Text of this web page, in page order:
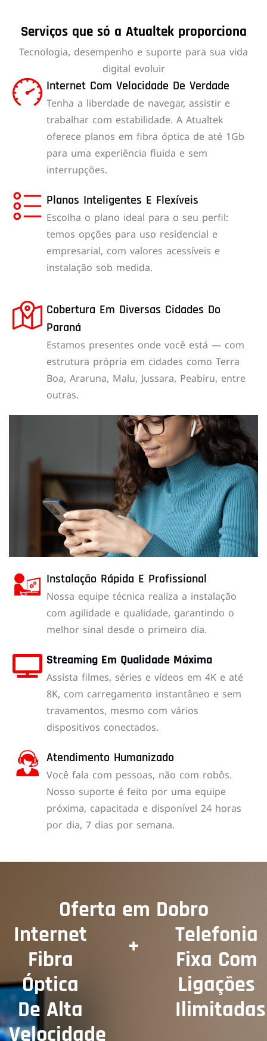
Serviços que só a Atualtek proporciona
Tecnologia, desempenho e suporte para sua vida
digital evoluir
Internet Com Velocidade De Verdade
Tenha a liberdade de navegar, assistir e
trabalhar com estabilidade. A Atualtek
oferece planos em fibra óptica de até 1Gb
para uma experiência fluida e sem
interrupções.
Planos Inteligentes E Flexíveis
Escolha o plano ideal para o seu perfil:
temos opções para uso residencial e
empresarial, com valores acessíveis e
instalação sob medida.
Cobertura Em Diversas Cidades Do
Paraná
Estamos presentes onde você está — com
estrutura própria em cidades como Terra
Boa, Araruna, Malu, Jussara, Peabiru, entre
outras.
Instalação Rápida E Profissional
Nossa equipe técnica realiza a instalação
com agilidade e qualidade, garantindo o
melhor sinal desde o primeiro dia.
Streaming Em Qualidade Máxima
Assista filmes, séries e vídeos em 4K e até
8K, com carregamento instantâneo e sem
travamentos, mesmo com vários
dispositivos conectados.
Atendimento Humanizado
Você fala com pessoas, não com robôs.
Nosso suporte é feito por uma equipe
próxima, capacitada e disponível 24 horas
por dia, 7 dias por semana.
Oferta em Dobro
Internet
Fibra
Óptica
De Alta
Velocidade
+
Telefonia
Fixa Com
Ligações
Ilimitadas